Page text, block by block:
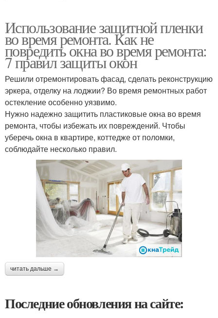
Использование защитной пленки
во время ремонта. Как не
повредить окна во время ремонта:
7 правил защиты окон
Решили отремонтировать фасад, сделать реконструкцию
эркера, отделку на лоджии? Во время ремонтных работ
остекление особенно уязвимо.
Нужно надежно защитить пластиковые окна во время
ремонта, чтобы избежать их повреждений. Чтобы
уберечь окна в квартире, коттедже от поломки,
соблюдайте несколько правил.
читать дальше →
Последние обновления на сайте: